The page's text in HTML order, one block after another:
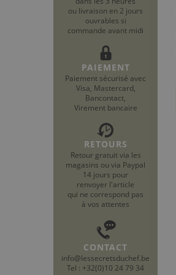
ou livraison en 2 jours
ouvrables si
commande avant midi
PAIEMENT
Paiement sécurisé avec
Visa, Mastercard,
Bancontact,
Virement bancaire
RETOURS
Retour gratuit via les
magasins ou via Paypal
14 jours pour
renvoyer l'article
qui ne correspond pas
à vos attentes
CONTACT
info@lessecretsduchef.be
Tel : +32(0)10 24 79 34